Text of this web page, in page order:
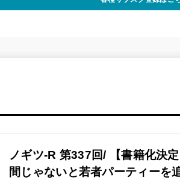
ノギツ-R 第337回/ 【書籍化決
間じゃないと若者パーティーを